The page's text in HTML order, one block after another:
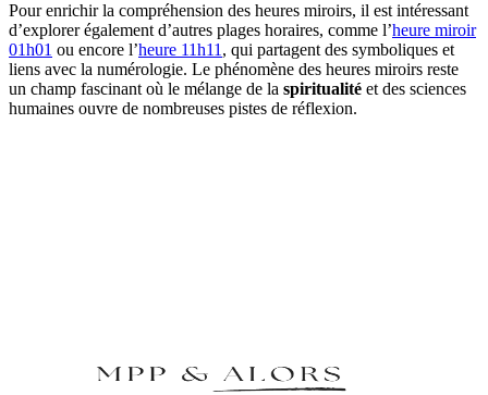
Pour enrichir la compréhension des heures miroirs, il est intéressant
d’explorer également d’autres plages horaires, comme l’heure miroir
01h01 ou encore l’heure 11h11 , qui partagent des symboliques et
liens avec la numérologie. Le phénomène des heures miroirs reste
un champ fascinant où le mélange de la spiritualité et des sciences
humaines ouvre de nombreuses pistes de réflexion.